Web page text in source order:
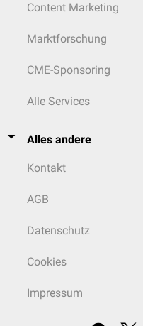
Content Marketing
Marktforschung
CME-Sponsoring
Alle Services
Alles andere
Kontakt
AGB
Datenschutz
Cookies
Impressum